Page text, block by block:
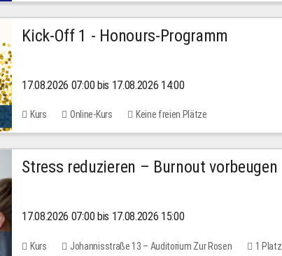
Kick-Off 1 - Honours-Programm
17.08.2026 07:00 bis 17.08.2026 14:00
Kurs Online-Kurs Keine freien Plätze
Stress reduzieren – Burnout vorbeugen
17.08.2026 07:00 bis 17.08.2026 15:00
Kurs Johannisstraße 13 – Auditorium Zur Rosen 1 Platz